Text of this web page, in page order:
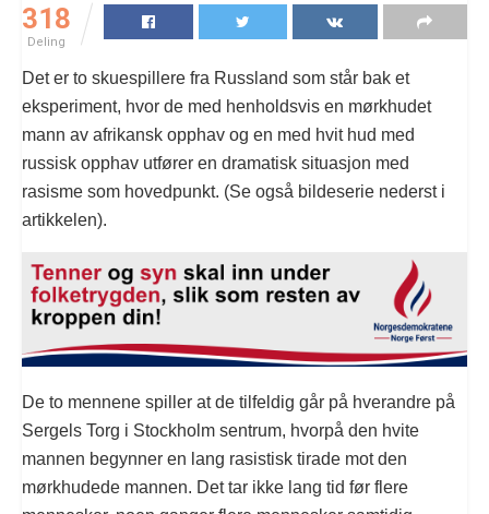
318
Deling
Det er to skuespillere fra Russland som står bak et
eksperiment, hvor de med henholdsvis en mørkhudet
mann av afrikansk opphav og en med hvit hud med
russisk opphav utfører en dramatisk situasjon med
rasisme som hovedpunkt. (Se også bildeserie nederst i
artikkelen).
De to mennene spiller at de tilfeldig går på hverandre på
Sergels Torg i Stockholm sentrum, hvorpå den hvite
mannen begynner en lang rasistisk tirade mot den
mørkhudede mannen. Det tar ikke lang tid før flere